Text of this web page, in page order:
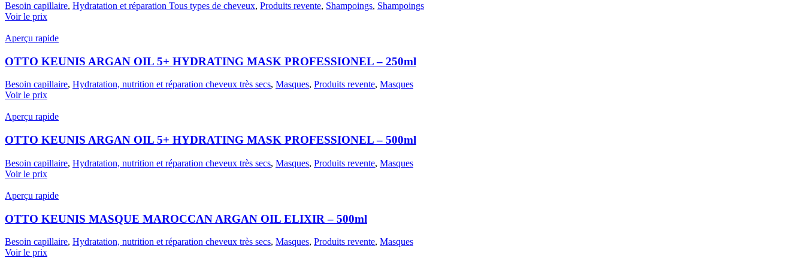
Besoin capillaire, Hydratation et réparation Tous types de cheveux, Produits revente, Shampoings, Shampoings
Voir le prix
Aperçu rapide
OTTO KEUNIS ARGAN OIL 5+ HYDRATING MASK PROFESSIONEL – 250ml
Besoin capillaire, Hydratation, nutrition et réparation cheveux très secs, Masques, Produits revente, Masques
Voir le prix
Aperçu rapide
OTTO KEUNIS ARGAN OIL 5+ HYDRATING MASK PROFESSIONEL – 500ml
Besoin capillaire, Hydratation, nutrition et réparation cheveux très secs, Masques, Produits revente, Masques
Voir le prix
Aperçu rapide
OTTO KEUNIS MASQUE MAROCCAN ARGAN OIL ELIXIR – 500ml
Besoin capillaire, Hydratation, nutrition et réparation cheveux très secs, Masques, Produits revente, Masques
Voir le prix